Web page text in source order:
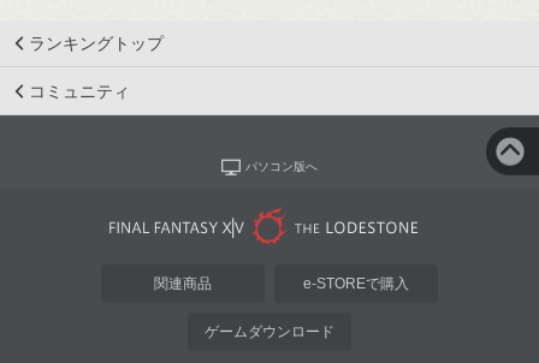
ランキングトップ
コミュニティ
パソコン版へ
関連商品 e-STOREで購入
ゲームダウンロード